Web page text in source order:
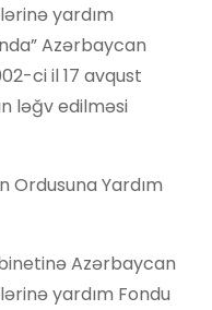
yardım
Azərbaycan
ci il 17 avqust
ləğv edilməsi
Ordusuna Yardım
Azərbaycan
yardım Fondu